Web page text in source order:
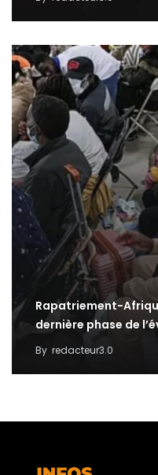
Rapatriement-
dernière phase de
By redacteur3.0